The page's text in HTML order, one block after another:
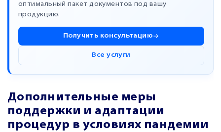
оптимальный пакет документов под вашу
продукцию.
Получить консультацию
Все услуги
Дополнительные меры
поддержки и адаптации
процедур в условиях пандемии